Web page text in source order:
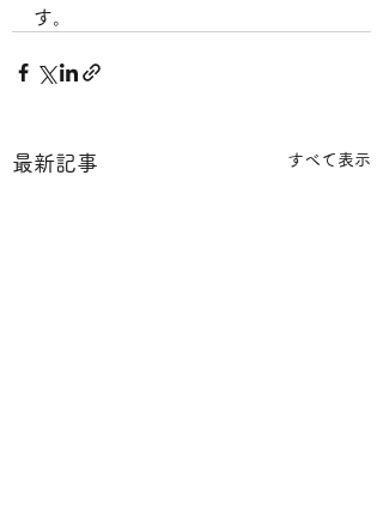
す。
最新記事 すべて表示